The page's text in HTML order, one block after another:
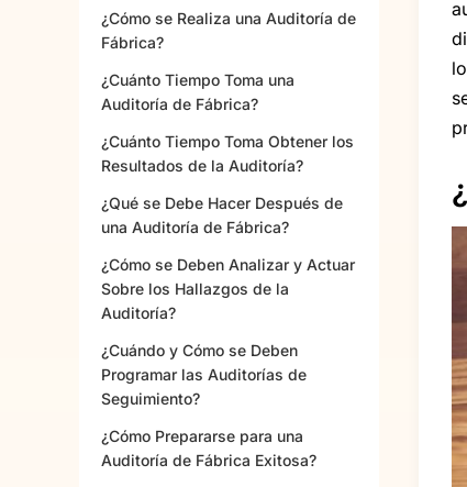
¿Cómo se Realiza una Auditoría de
Fábrica?
¿Cuánto Tiempo Toma una
Auditoría de Fábrica?
¿Cuánto Tiempo Toma Obtener los
Resultados de la Auditoría?
¿Qué se Debe Hacer Después de
una Auditoría de Fábrica?
¿Cómo se Deben Analizar y Actuar
Sobre los Hallazgos de la
Auditoría?
¿Cuándo y Cómo se Deben
Programar las Auditorías de
Seguimiento?
¿Cómo Prepararse para una
Auditoría de Fábrica Exitosa?